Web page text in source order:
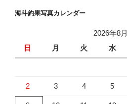
海斗釣果写真カレンダー
2026年8月
日
月 火 水
2 3 4 5